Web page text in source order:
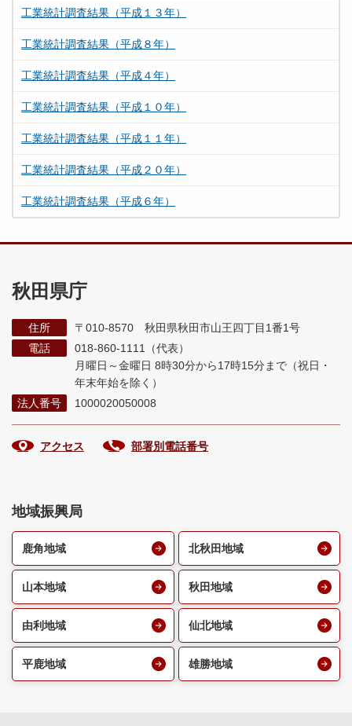
工業統計調査結果（平成１３年）
工業統計調査結果（平成８年）
工業統計調査結果（平成４年）
工業統計調査結果（平成１０年）
工業統計調査結果（平成１１年）
工業統計調査結果（平成２０年）
工業統計調査結果（平成６年）
秋田県庁
住所
〒010-8570 秋田県秋田市山王四丁目1番1号
電話
018-860-1111（代表）
月曜日～金曜日 8時30分から17時15分まで （祝日・
年末年始を除く）
法人番号
1000020050008
アクセス 部署別電話番号
地域振興局
鹿角地域 北秋田地域
山本地域 秋田地域
由利地域 仙北地域
平鹿地域 雄勝地域